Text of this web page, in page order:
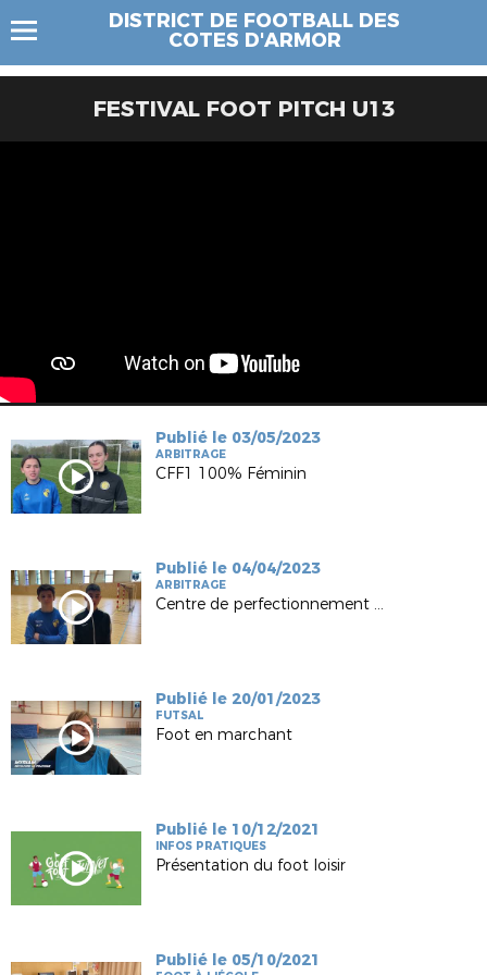
DISTRICT DE FOOTBALL DES
COTES D'ARMOR
FESTIVAL FOOT PITCH U13
Publié le 03/05/2023
ARBITRAGE
CFF1 100% Féminin
Publié le 04/04/2023
ARBITRAGE
Centre de perfectionnement U14G Futsal
Publié le 20/01/2023
FUTSAL
Foot en marchant
Publié le 10/12/2021
INFOS PRATIQUES
Présentation du foot loisir
Publié le 05/10/2021